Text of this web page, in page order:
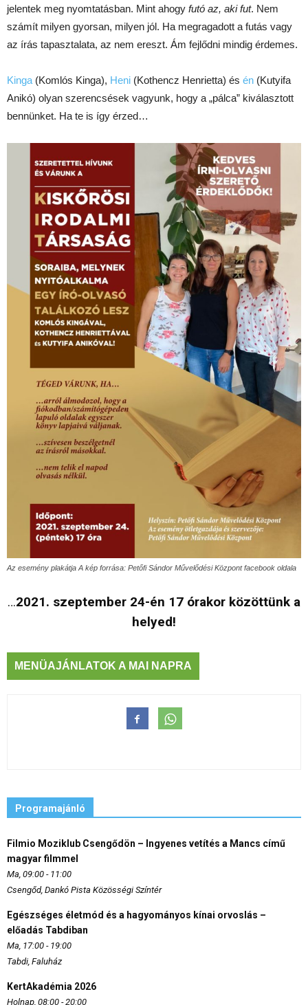
jelentek meg nyomtatásban. Mint ahogy futó az, aki fut. Nem
számít milyen gyorsan, milyen jól. Ha megragadott a futás vagy
az írás tapasztalata, az nem ereszt. Ám fejlődni mindig érdemes.
Kinga(Komlós Kinga), Heni (Kothencz Henrietta) és én (Kutyifa
Anikó) olyan szerencsések vagyunk, hogy a „pálca” kiválasztott
bennünket. Ha te is így érzed…
Az esemény plakátja A kép forrása: Petőfi Sándor Művelődési Központ facebook oldala
…2021. szeptember 24-én 17 órakor közöttünk a
helyed!
MENÜAJÁNLATOK A MAI NAPRA
Programajánló
Filmio Moziklub Csengődön – Ingyenes vetítés a Mancs című
magyar filmmel
Ma, 09:00 - 11:00
Csengőd, Dankó Pista Közösségi Színtér
Egészséges életmód és a hagyományos kínai orvoslás –
előadás Tabdiban
Ma, 17:00 - 19:00
Tabdi, Faluház
KertAkadémia 2026
Holnap, 08:00 - 20:00